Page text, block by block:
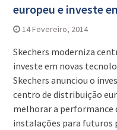
europeu e investe
14 Fevereiro, 2014
Skechers moderniza
investe em novas
Skechers anunciou o
centro de distribuição
melhorar a performance
instalações para futuros